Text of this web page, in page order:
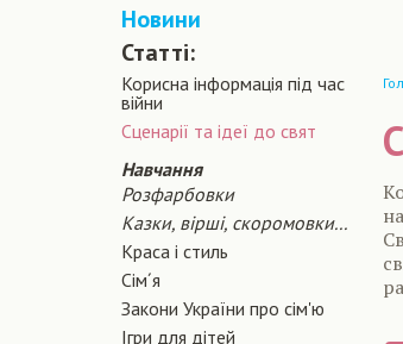
Новини
Статті:
Корисна інформація під час
війни
Сценарiї та iдеї до свят
Навчання
Розфарбовки
Казки, вірші, скоромовки...
Краса і стиль
Сiм´я
Закони України про сiм'ю
Ігри для дітей